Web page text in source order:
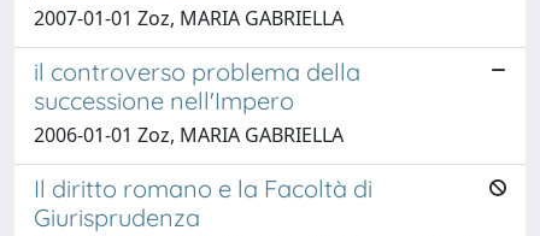
2007-01-01 Zoz, MARIA GABRIELLA
il controverso problema della
successione nell'Impero
2006-01-01 Zoz, MARIA GABRIELLA
Il diritto romano e la Facoltà di
Giurisprudenza